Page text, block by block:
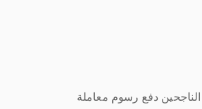
دفع رسوم معاملة